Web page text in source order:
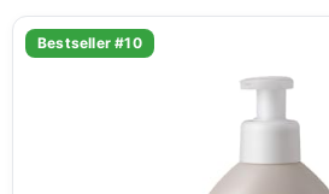
Bestseller #10